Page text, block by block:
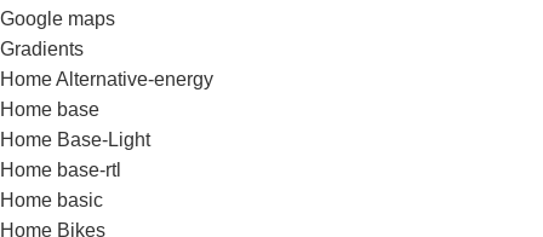
Google maps
Gradients
Home Alternative-energy
Home base
Home Base-Light
Home base-rtl
Home basic
Home Bikes